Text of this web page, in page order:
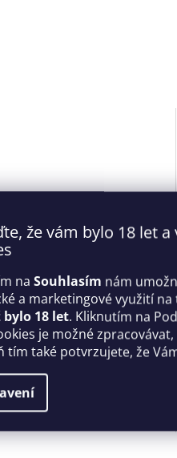
že vám bylo 18 let
na Souhlasím nám
a marketingové využití
18 let. Kliknutím na
je možné
tím také potvrzujete, že
sexy korzet Euphori černý
Skladem
2XL/3XL